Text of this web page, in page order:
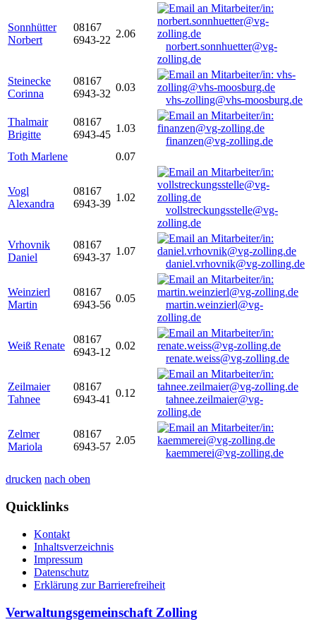
Sonnhütter
Norbert
08167
6943-22
2.06
norbert.sonnhuetter@vg-
zolling.de
Steinecke
Corinna
08167
6943-32
0.03
vhs-zolling@vhs-moosburg.de
Thalmair
Brigitte
08167
6943-45
1.03
finanzen@vg-zolling.de
Toth Marlene
0.07
Vogl
Alexandra
08167
6943-39
1.02
vollstreckungsstelle@vg-
zolling.de
Vrhovnik
Daniel
08167
6943-37
1.07
daniel.vrhovnik@vg-zolling.de
Weinzierl
Martin
08167
6943-56
0.05
martin.weinzierl@vg-
zolling.de
Weiß Renate
08167
6943-12
0.02
renate.weiss@vg-zolling.de
Zeilmaier
Tahnee
08167
6943-41
0.12
tahnee.zeilmaier@vg-
zolling.de
Zelmer
Mariola
08167
6943-57
2.05
kaemmerei@vg-zolling.de
drucken nach oben
Quicklinks
Kontakt
Inhaltsverzeichnis
Impressum
Datenschutz
Erklärung zur Barrierefreiheit
Verwaltungsgemeinschaft Zolling